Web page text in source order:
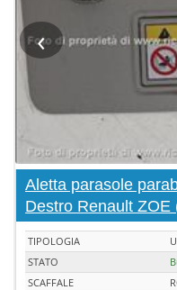
‹
Aletta parasole
Destro Renault ZOE
TIPOLOGIA
STATO
SCAFFALE